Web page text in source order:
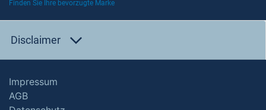
Finden Sie Ihre bevorzugte Marke
Disclaimer
Impressum
AGB